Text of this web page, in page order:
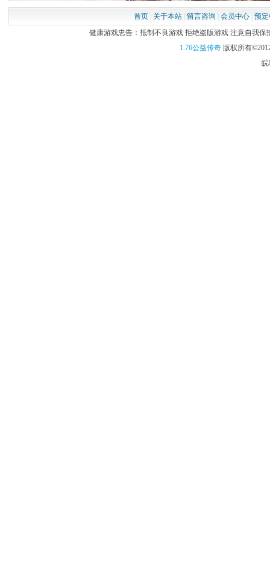
首页| 关于本站| 留言咨询 会员中心| 预
健康游戏忠告：抵制不良游戏 拒绝盗版游戏 注意自我保
1.76公益传奇版权所有
皖